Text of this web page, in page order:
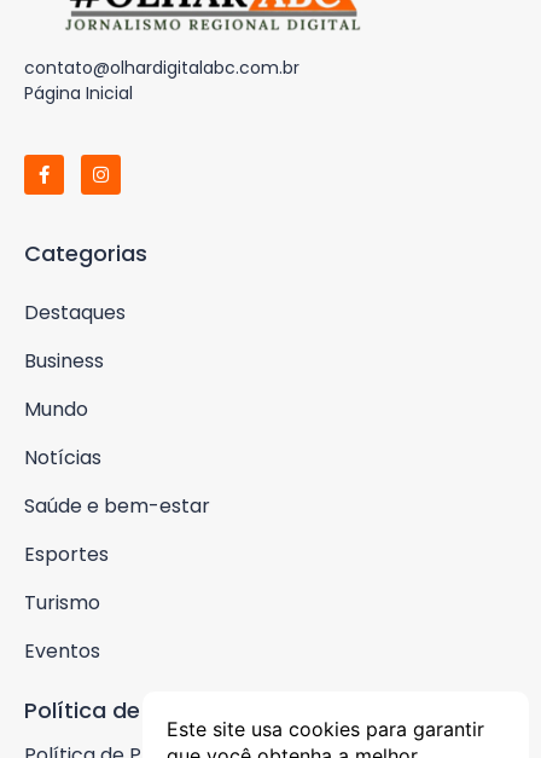
contato@olhardigitalabc.com.br
Página Inicial
Categorias
Destaques
Business
Mundo
Notícias
Saúde e bem-estar
Esportes
Turismo
Eventos
Política de Privacidade
Este site usa cookies para garantir